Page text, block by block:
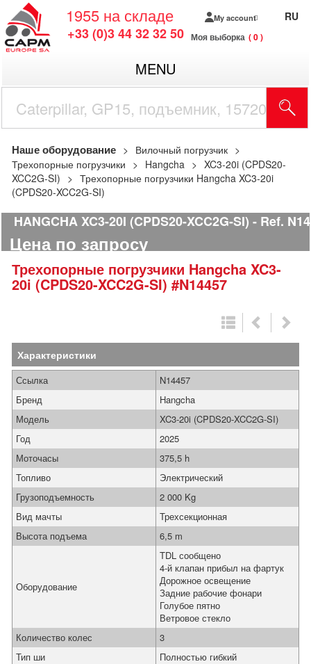
1955 на складе
+33 (0)3 44 32 32 50
My account
Моя выборка 0
RU
MENU
Наше оборудование
Вилочный погрузчик
Трехопорные погрузчики
Hangcha
XC3-20i (CPDS20-
XCC2G-SI)
Трехопорные погрузчики Hangcha XC3-20i
(CPDS20-XCC2G-SI)
HANGCHA XC3-20I (CPDS20-XCC2G-SI) Ref.
Цена по запросу
Трехопорные погрузчики Hangcha XC3-
20i (CPDS20-XCC2G-SI) #N14457
Характеристики
Ссылка
N14457
Бренд
Hangcha
Модель
XC3-20i (CPDS20-XCC2G-SI)
Год
2025
Моточасы
375,5 h
Топливо
Электрический
Грузоподъемность
2 000 Kg
Вид мачты
Трехсекционная
Высота подъема
6,5 m
Оборудование
TDL сообщено
4-й клапан прибыл на фартук
Дорожное освещение
Задние рабочие фонари
Голубое пятно
Ветровое стекло
Количество колес
3
Тип ши
Полностью гибкий